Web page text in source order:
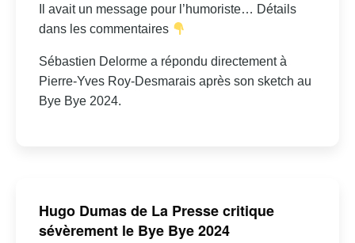
Il avait un message pour l’humoriste… Détails
dans les commentaires
Sébastien Delorme a répondu directement à
Pierre-Yves Roy-Desmarais après son sketch au
Bye Bye 2024.
Hugo Dumas de La Presse critique
sévèrement le Bye Bye 2024